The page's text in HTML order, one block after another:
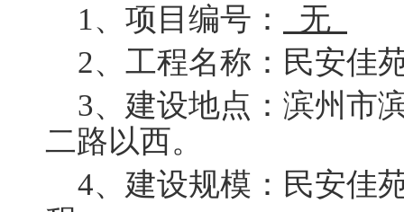
1 、项目编号：
无
2、工程名称：民安佳
3、建设地点：滨州市
二路以西。
4、建设规模：民安佳